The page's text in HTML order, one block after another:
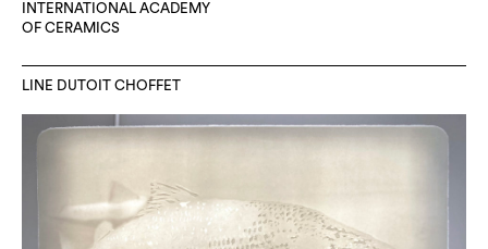
INTERNATIONAL ACADEMY
OF CERAMICS
LINE DUTOIT CHOFFET